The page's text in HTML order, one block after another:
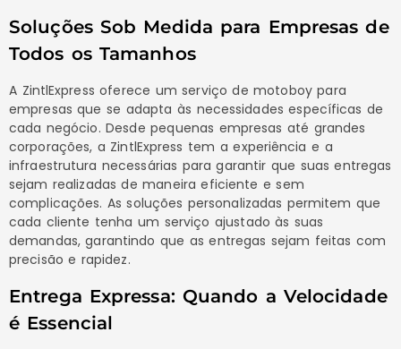
Soluções Sob Medida para Empresas de
Todos os Tamanhos
A ZintlExpress oferece um serviço de motoboy para
empresas que se adapta às necessidades específicas de
cada negócio. Desde pequenas empresas até grandes
corporações, a ZintlExpress tem a experiência e a
infraestrutura necessárias para garantir que suas entregas
sejam realizadas de maneira eficiente e sem
complicações. As soluções personalizadas permitem que
cada cliente tenha um serviço ajustado às suas
demandas, garantindo que as entregas sejam feitas com
precisão e rapidez.
Entrega Expressa: Quando a Velocidade
é Essencial